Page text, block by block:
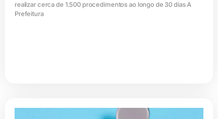
realizar cerca de 1.500 procedimentos ao longo de 30 dias A
Prefeitura